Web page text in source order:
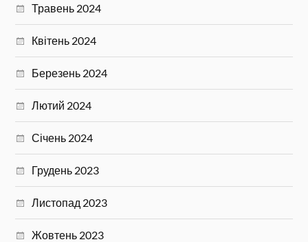
Травень 2024
Квітень 2024
Березень 2024
Лютий 2024
Січень 2024
Грудень 2023
Листопад 2023
Жовтень 2023